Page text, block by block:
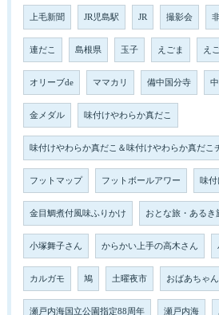
上毛新聞 JR児島駅 JR 撮影会
連だこ 島根県 玉子 えごま え
オリーブde ママカリ 備中国分寺
金メダル 味付けやわらか真だこ
味付けやわらか真だこ＆味付けやわらか真だこ
フットマップ フットボールアワー 味付
金目鯛煮付風味ふりかけ おとな旅・あるき
小塚舞子さん からかい上手の高木さん
カルガモ 鳩 土曜夜市 おばあちゃ
瀬戸内海国立公園指定88周年 瀬戸内海